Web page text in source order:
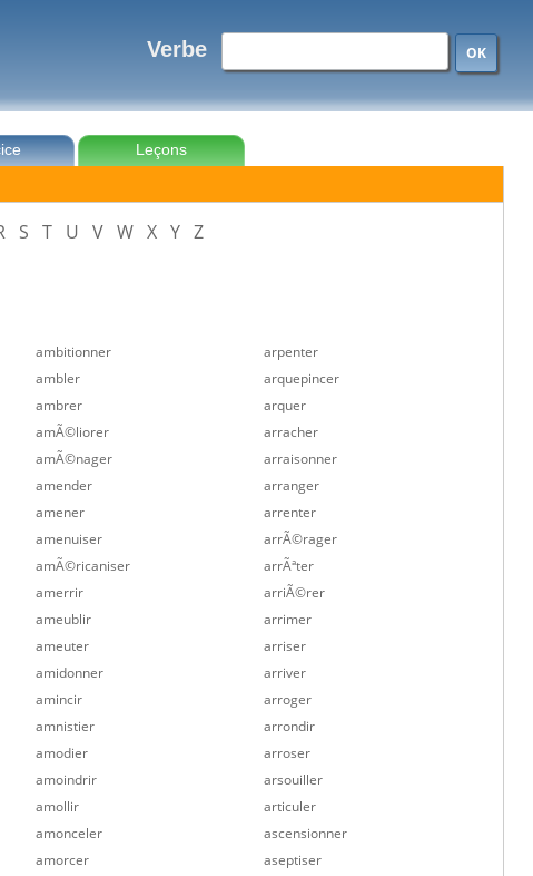
Verbe OK
Leçons
S T U V W X Y Z
ambitionner
ambler
ambrer
amÃ©liorer
amÃ©nager
amender
amener
amenuiser
amÃ©ricaniser
amerrir
ameublir
ameuter
amidonner
amincir
amnistier
amodier
amoindrir
amollir
amonceler
amorcer
arpenter
arquepincer
arquer
arracher
arraisonner
arranger
arrenter
arrÃ©rager
arrÃªter
arriÃ©rer
arrimer
arriser
arriver
arroger
arrondir
arroser
arsouiller
articuler
ascensionner
aseptiser